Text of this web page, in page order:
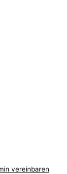
vereinbaren